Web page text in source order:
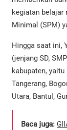
kegiatan belajar
Minimal (SPM)
Hingga saat ini,
(jenjang SD,
kabupaten,
Tangerang,
Utara, Bantul,
Baca juga: